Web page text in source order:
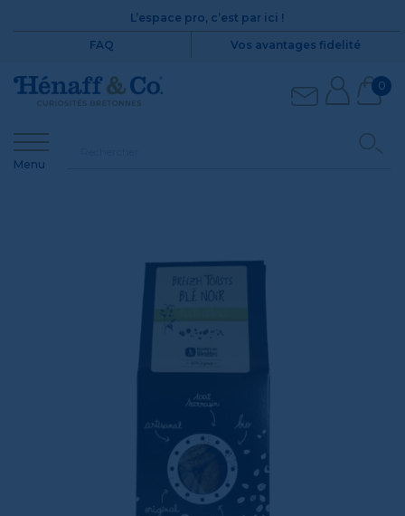
L’espace pro, c’est par ici !
FAQ
Vos avantages fidelité
0
Menu